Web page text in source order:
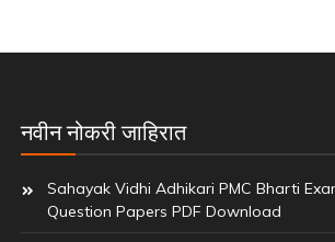
नवीन नोकरी जाहिरात
Sahayak Vidhi Adhikari PMC Bharti
Question Papers PDF Download